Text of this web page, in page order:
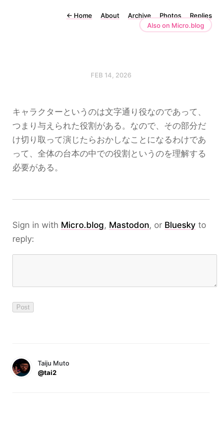
← Home About Archive Photos
Replies
Also on Micro.blog
FEB 14, 2026
キャラクターというのは文字通り役なのであって、
つまり与えられた役割がある。なので、その部分だ
け切り取って演じたらおかしなことになるわけであ
って、全体の台本の中での役割というのを理解する
必要がある。
Sign in with Micro.blog, Mastodon, or Bluesky to
reply:
Taiju Muto
@tai2